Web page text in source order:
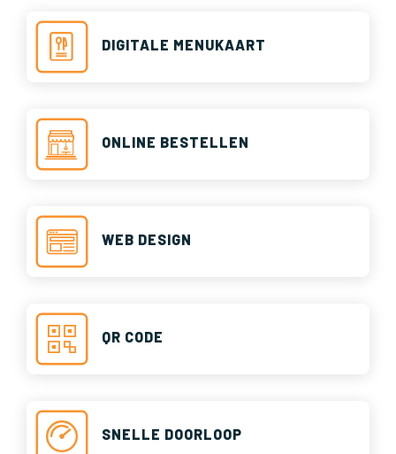
DIGITALE MENUKAART
ONLINE BESTELLEN
WEB DESIGN
QR CODE
SNELLE DOORLOOP